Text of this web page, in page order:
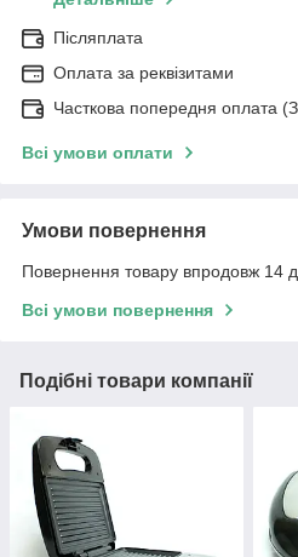
Післяплата
Оплата за реквізитами
Часткова попередня оплата
Всі умови оплати
Умови повернення
Повернення товару впродовж 14
Всі умови повернення
Подібні товари компанії